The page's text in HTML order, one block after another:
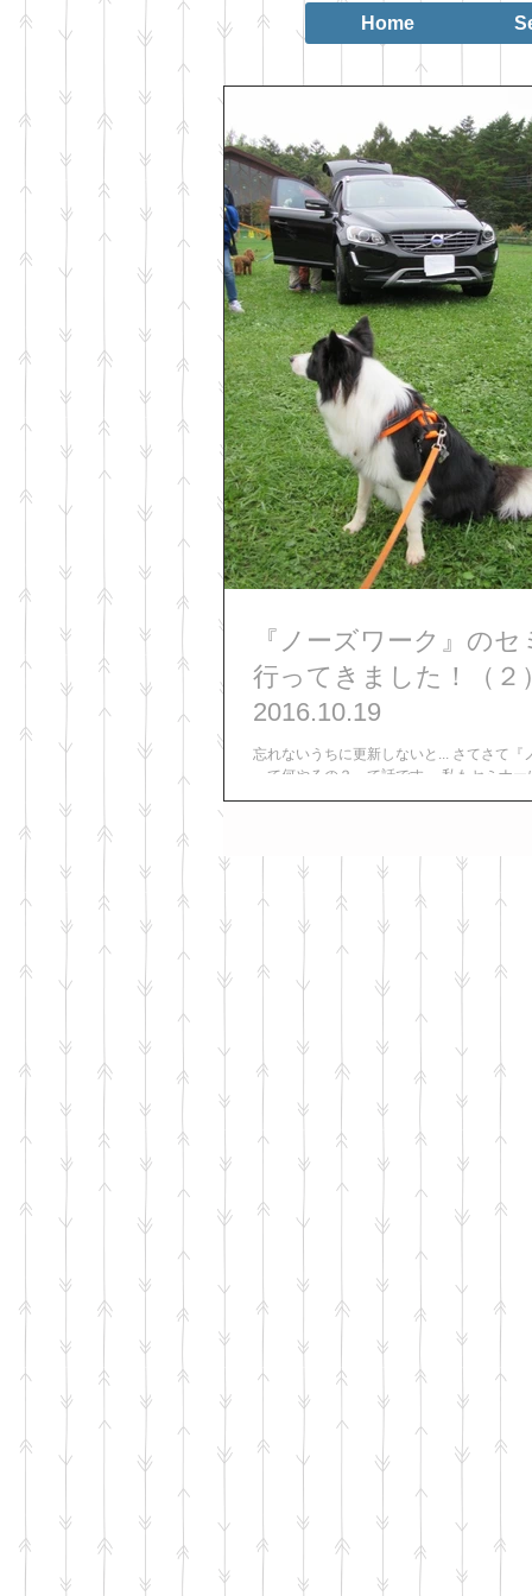
Home
『ノーズワーク』の
行ってきました！（２
2016.10.19
忘れないうちに更新しないと... さてさて『
って何やるの？って話です。 私もセミナ
「お宝（おやつ）探し」みたいなもの？と